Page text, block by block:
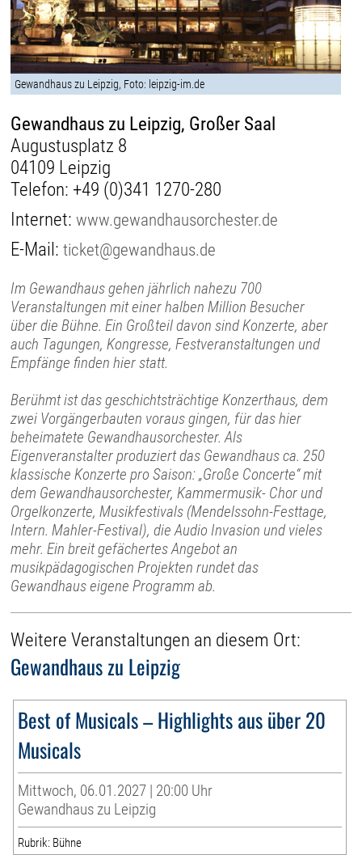
Gewandhaus zu Leipzig, Foto: leipzig-im.de
Gewandhaus zu Leipzig, Großer Saal
Augustusplatz 8
04109 Leipzig
Telefon: +49 (0)341 1270-280
Internet:www.gewandhausorchester.de
E-Mail:ticket@gewandhaus.de
Im Gewandhaus gehen jährlich nahezu 700
Veranstaltungen mit einer halben Million Besucher
über die Bühne. Ein Großteil davon sind Konzerte, aber
auch Tagungen, Kongresse, Festveranstaltungen und
Empfänge finden hier statt.
Berühmt ist das geschichtsträchtige Konzerthaus, dem
zwei Vorgängerbauten voraus gingen, für das hier
beheimatete Gewandhausorchester. Als
Eigenveranstalter produziert das Gewandhaus ca. 250
klassische Konzerte pro Saison: „Große Concerte“ mit
dem Gewandhausorchester, Kammermusik- Chor und
Orgelkonzerte, Musikfestivals (Mendelssohn-Festtage,
Intern. Mahler-Festival), die Audio Invasion und vieles
mehr. Ein breit gefächertes Angebot an
musikpädagogischen Projekten rundet das
Gewandhaus eigene Programm ab.
Weitere Veranstaltungen an diesem Ort:
Gewandhaus zu Leipzig
Best of Musicals – Highlights aus über 20
Musicals
Mittwoch, 06.01.2027 | 20:00 Uhr
Gewandhaus zu Leipzig
Rubrik: Bühne